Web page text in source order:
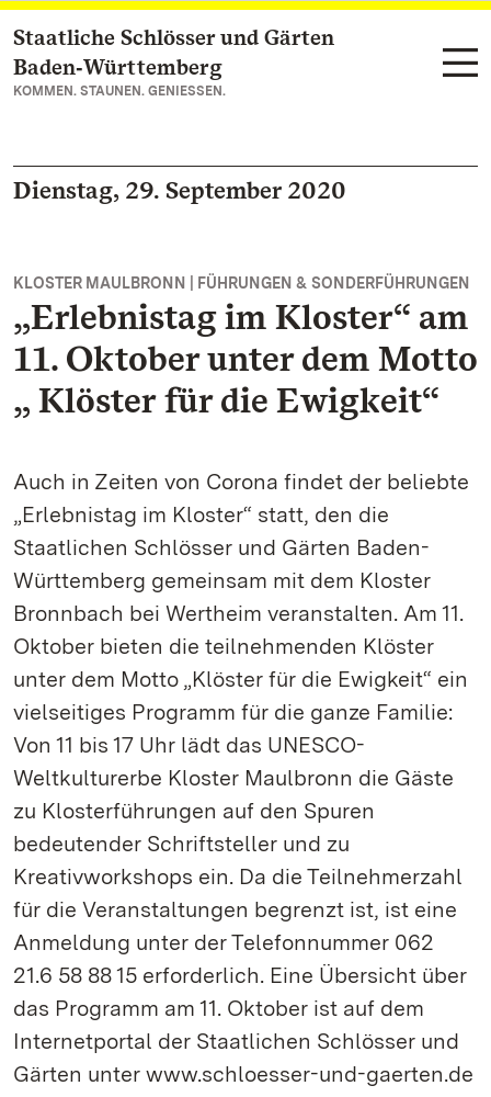
Zum Hauptinhalt springen
Staatliche Schlösser und Gärten
Baden‑Württemberg
KOMMEN. STAUNEN. GENIESSEN.
Dienstag, 29. September 2020
KLOSTER MAULBRONN | FÜHRUNGEN & SONDERFÜHRUNGEN
„Erlebnistag im Kloster“ am
11. Oktober unter dem Motto
„ Klöster für die Ewigkeit“
Auch in Zeiten von Corona findet der beliebte
„Erlebnistag im Kloster“ statt, den die
Staatlichen Schlösser und Gärten Baden-
Württemberg gemeinsam mit dem Kloster
Bronnbach bei Wertheim veranstalten. Am 11.
Oktober bieten die teilnehmenden Klöster
unter dem Motto „Klöster für die Ewigkeit“ ein
vielseitiges Programm für die ganze Familie:
Von 11 bis 17 Uhr lädt das UNESCO-
Weltkulturerbe Kloster Maulbronn die Gäste
zu Klosterführungen auf den Spuren
bedeutender Schriftsteller und zu
Kreativworkshops ein. Da die Teilnehmerzahl
für die Veranstaltungen begrenzt ist, ist eine
Anmeldung unter der Telefonnummer 062
21.6 58 88 15 erforderlich. Eine Übersicht über
das Programm am 11. Oktober ist auf dem
Internetportal der Staatlichen Schlösser und
Gärten unter www.schloesser-und-gaerten.de